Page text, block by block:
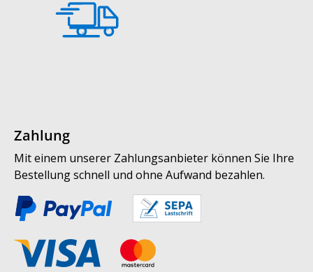
Zahlung
Mit einem unserer Zahlungsanbieter können Sie Ihre
Bestellung schnell und ohne Aufwand bezahlen.